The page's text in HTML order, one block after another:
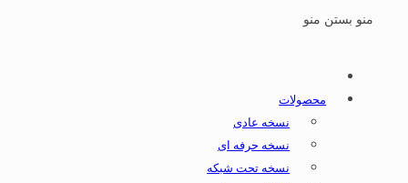
منو بستن منو
محصولات
نسخه عادی
نسخه حرفه ای
نسخه تحت شبکه